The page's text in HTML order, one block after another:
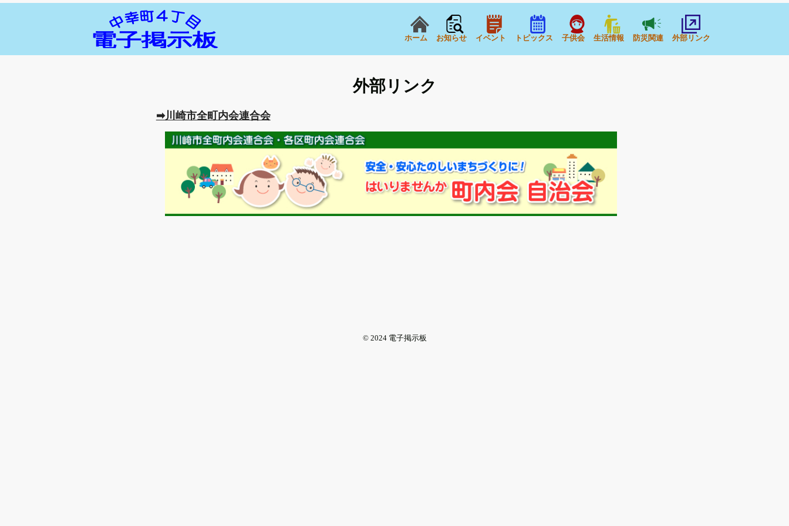
ホーム お知らせ イベント トピックス 子供会 生活情報 防災関連 外部リンク
外部リンク
➡川崎市全町内会連合会
© 2024 電子掲示板